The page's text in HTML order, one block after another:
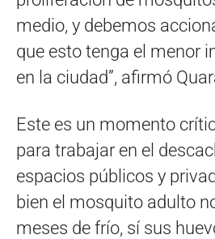
medio, y debemos
que esto tenga el menor
en la ciudad”, afirmó
Este es un momento
para trabajar en el
espacios públicos y
bien el mosquito adulto
meses de frío, sí sus